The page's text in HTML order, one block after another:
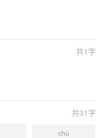
共1字
共31字
chù